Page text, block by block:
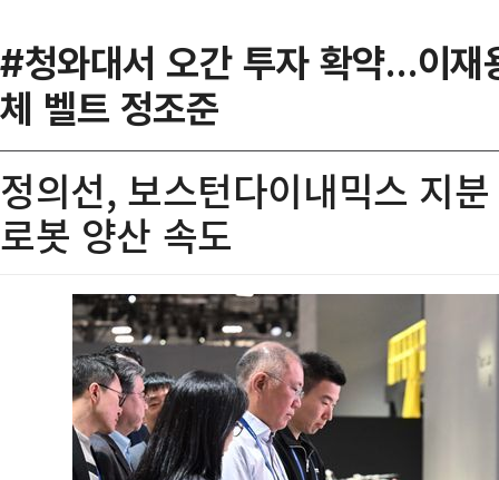
#청와대서 오간 투자 확약…이재
체 벨트 정조준
정의선, 보스턴다이내믹스 지
로봇 양산 속도